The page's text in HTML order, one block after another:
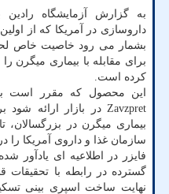
به گزارش آزمایشگاه
داروسازی در آمریکا که از
بشمار می رود خاصیت خاص
برای مقابله با بیماری میگرن
کرده است.
این محصول که مقرر است به
Zavzpret در بازار ارائه شود برای
بیماری میگرن در بزرگسالان،
سازمان غذا و داروی آمریکا را
فایزر در اطلاعیه ای یادآور
گسترده در رابطه با تحقیقات
نهایت ساخت اسپری بینی